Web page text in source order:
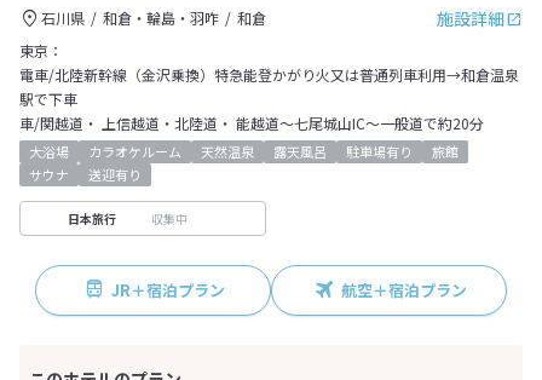
施設詳細
石川県 和倉・輪島・羽咋
和倉
東京：
電車/北陸新幹線（金沢乗換）特急能登かがり火又は普通列車利用→和倉温泉
駅で下車
車/関越道・ 上信越道・北陸道・ 能越道～七尾城山IC～一般道で約20分
大浴場 カラオケルーム 天然温泉 露天風呂 駐車場有り
旅館
サウナ
送迎有り
日本旅行 収集中
JR＋宿泊プラン 航空＋宿泊プラン